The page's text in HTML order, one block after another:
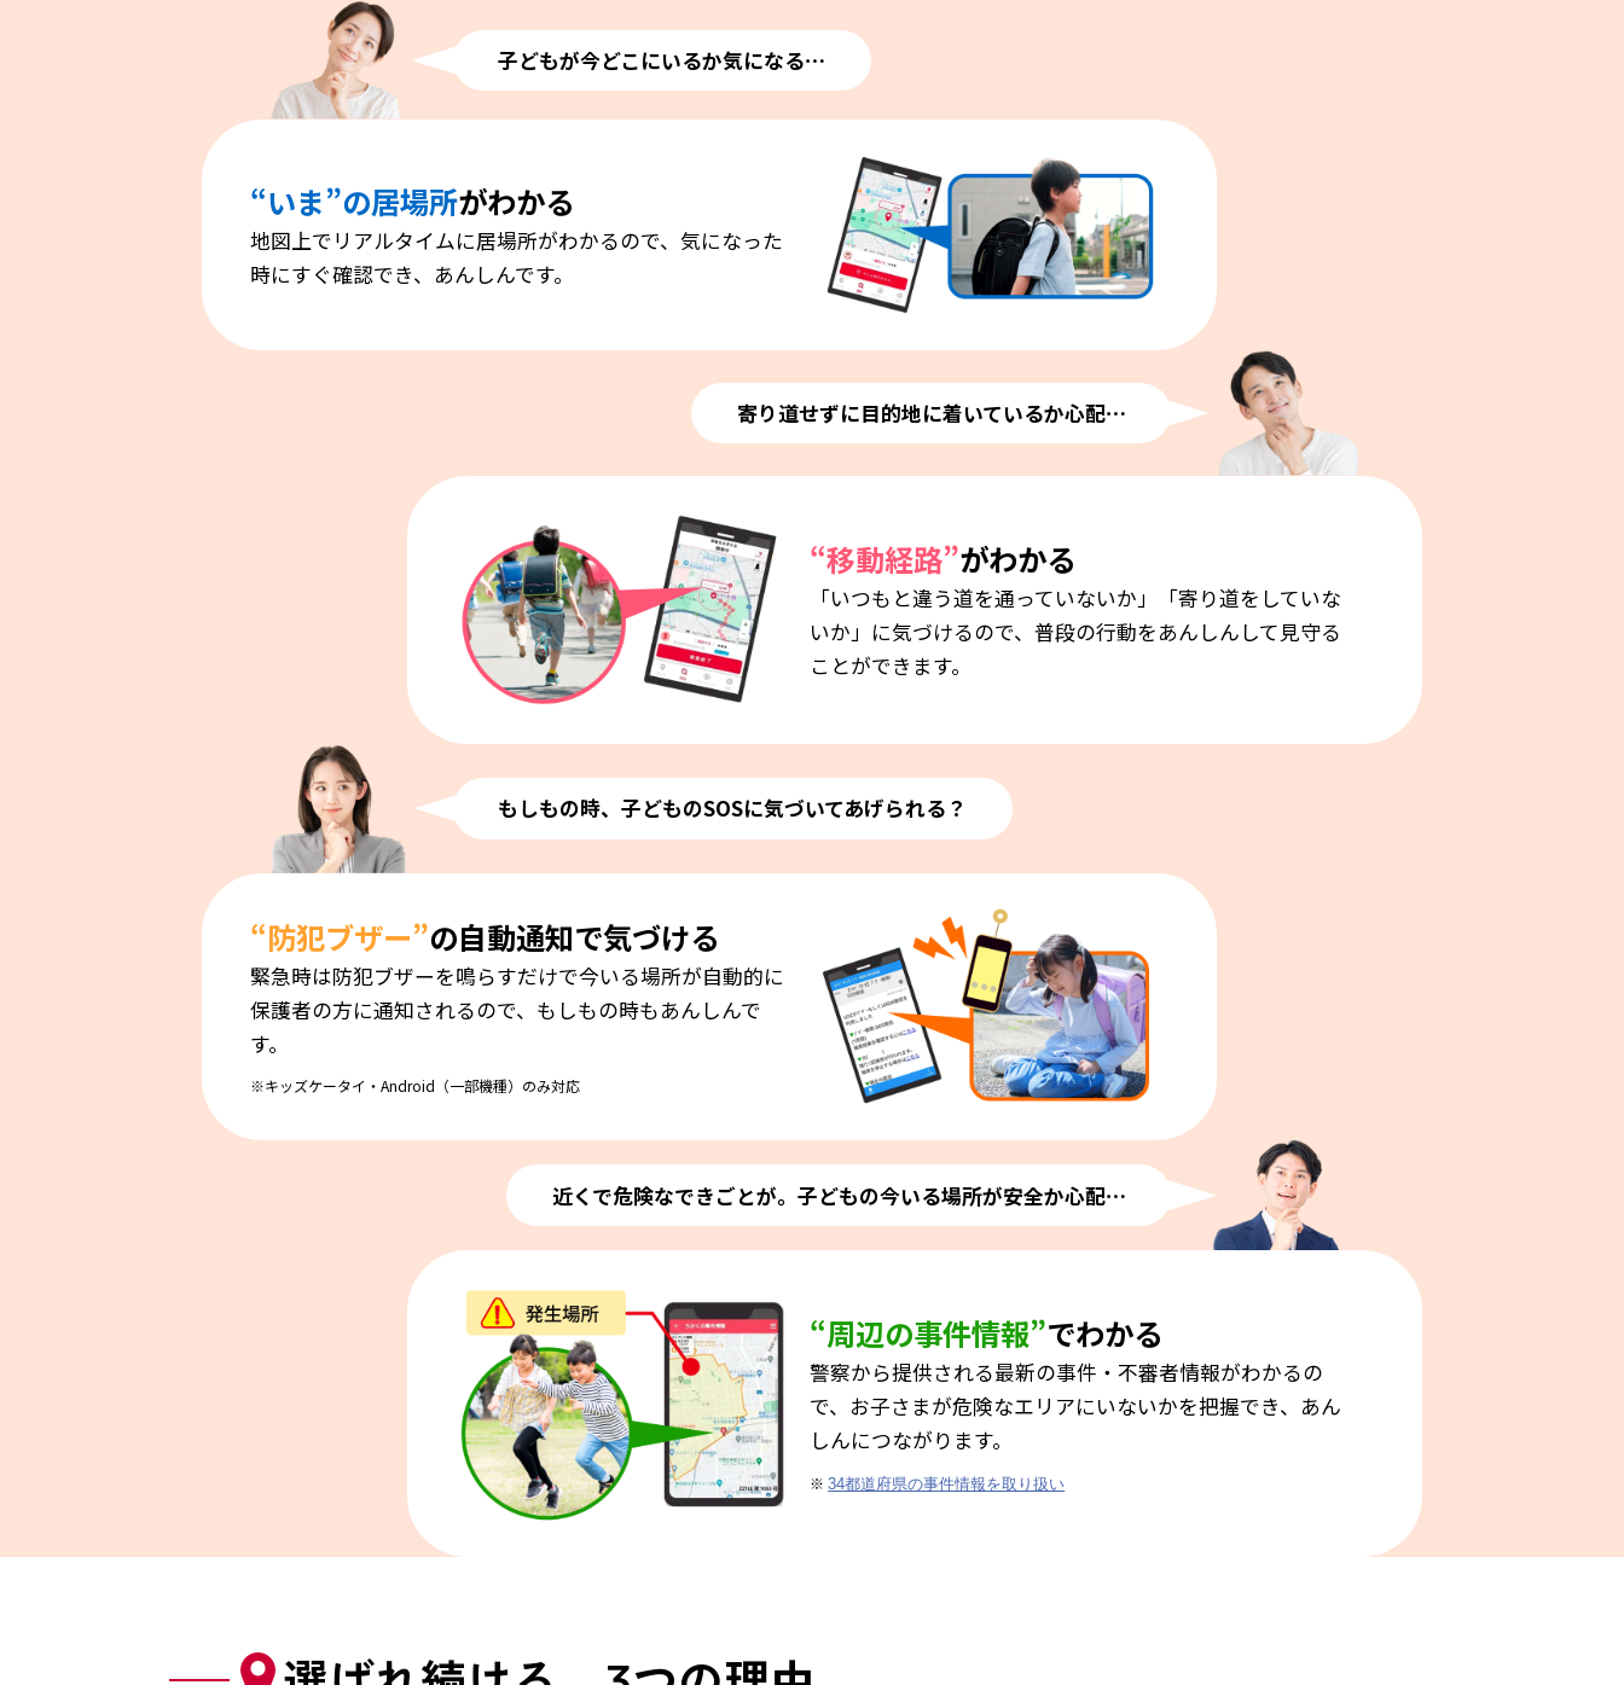
子どもが今どこにいるか気になる⋯
“いま”の居場所がわかる
地図上でリアルタイムに居場所がわかるので、気になった
時にすぐ確認でき、あんしんです。
寄り道せずに目的地に着いているか心配⋯
“移動経路”がわかる
「いつもと違う道を通っていないか」「寄り道をしていな
いか」に気づけるので、普段の行動をあんしんして見守る
ことができます。
もしもの時、子どものSOSに気づいてあげられる？
“防犯ブザー”の自動通知で気づける
緊急時は防犯ブザーを鳴らすだけで今いる場所が自動的に
保護者の方に通知されるので、もしもの時もあんしんで
す。
※キッズケータイ・Android（一部機種）のみ対応
近くで危険なできごとが。子どもの今いる場所が安全か心配⋯
“周辺の事件情報”でわかる
警察から提供される最新の事件・不審者情報がわかるの
で、お子さまが危険なエリアにいないかを把握でき、あん
しんにつながります。
※34都道府県の事件情報を取り扱い